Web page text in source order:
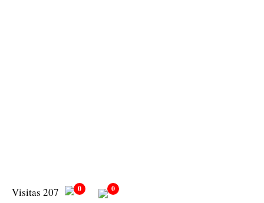
Visitas 207 0 0